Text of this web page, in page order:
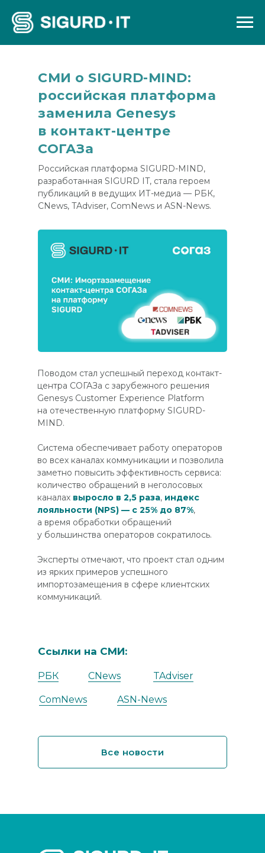
СМИ о SIGURD-MIND:
российская платформа
заменила Genesys
в контакт-центре
СОГАЗа
Все новости
Поводом стал успешный переход контакт-
центра СОГАЗа с зарубежного решения
Genesys Customer Experience Platform
на отечественную платформу SIGURD-
MIND.
Система обеспечивает работу операторов
во всех каналах коммуникации и позволила
заметно повысить эффективность сервиса:
количество обращений в неголосовых
каналах выросло в 2,5 раза, индекс
лояльности (NPS) — с 25% до 87%,
а время обработки обращений
у большинства операторов сократилось.
Эксперты отмечают, что проект стал одним
из ярких примеров успешного
импортозамещения в сфере клиентских
коммуникаций.
Российская платформа SIGURD-MIND,
разработанная SIGURD IT, стала героем
публикаций в ведущих ИТ-медиа — РБК,
CNews, TAdviser, ComNews и ASN-News.
Ссылки на СМИ:
РБК CNews TAdviser
ComNews ASN-News